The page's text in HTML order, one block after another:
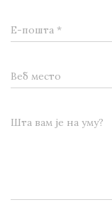
Е-пошта *
Веб место
Шта вам је на уму?